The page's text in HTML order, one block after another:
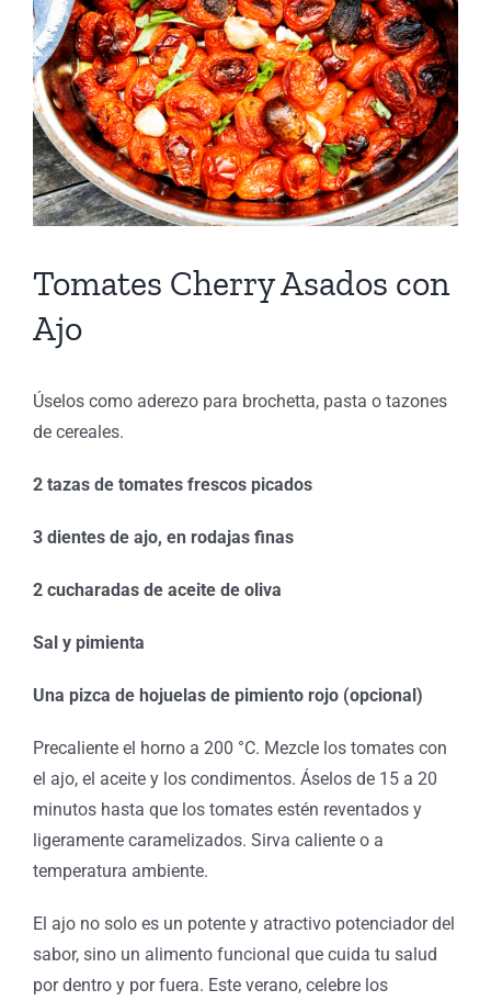
Tomates Cherry Asados ​​con
Ajo
Úselos como aderezo para brochetta, pasta o tazones
de cereales.
2 tazas de tomates frescos picados
3 dientes de ajo, en rodajas finas
2 cucharadas de aceite de oliva
Sal y pimienta
Una pizca de hojuelas de pimiento rojo (opcional)
Precaliente el horno a 200 °C. Mezcle los tomates con
el ajo, el aceite y los condimentos. Áselos de 15 a 20
minutos hasta que los tomates estén reventados y
ligeramente caramelizados. Sirva caliente o a
temperatura ambiente.
El ajo no solo es un potente y atractivo potenciador del
sabor, sino un alimento funcional que cuida tu salud
por dentro y por fuera. Este verano, celebre los